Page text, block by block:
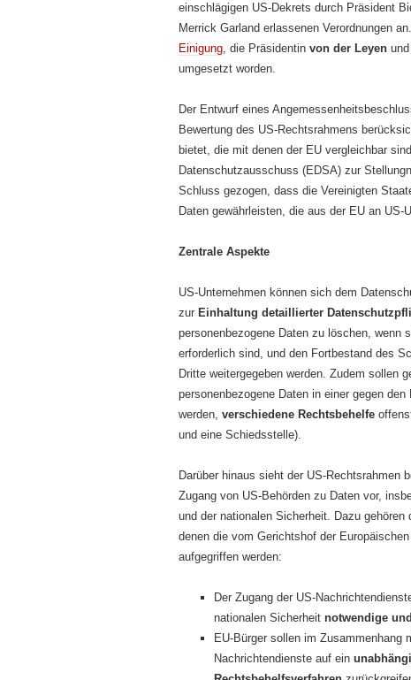
einschlägigen US-Dekrets durch Präsident
Merrick Garland erlassenen Verordnungen
Einigung, die Präsidentin von der Leyen
umgesetzt worden.
Der Entwurf eines
Bewertung des US-Rechtsrahmens
bietet, die mit denen der EU vergleichbar
Datenschutzausschuss (EDSA) zur
Schluss gezogen, dass die Vereinigten
Daten gewährleisten, die aus der EU an US-
Zentrale Aspekte
US-Unternehmen können sich dem
zur Einhaltung detaillierter
personenbezogene Daten zu löschen, wenn
erforderlich sind, und den Fortbestand des
Dritte weitergegeben werden. Zudem sollen
personenbezogene Daten in einer gegen
werden, verschiedene Rechtsbehelfe
und eine Schiedsstelle).
Darüber hinaus sieht der US-Rechtsrahmen
Zugang von US-Behörden zu Daten vor,
und der nationalen Sicherheit. Dazu
denen die vom Gerichtshof der
aufgegriffen werden:
Der Zugang der US-
nationalen Sicherheit notwendige
EU-Bürger sollen im Zusammenhang
Nachrichtendienste auf ein